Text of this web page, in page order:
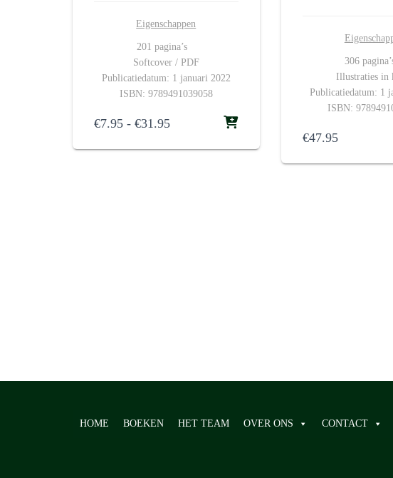
Eigenschappen
201 pagina’s
Softcover / PDF
Publicatiedatum: 1 januari 2022
ISBN: 9789491039058
€7.95 - €31.95Prijsklasse:
tot
306
Illustraties in
Publicatiedatum: 1
ISBN:
€47.95
HOME BOEKEN HET TEAM OVER ONS CONTACT